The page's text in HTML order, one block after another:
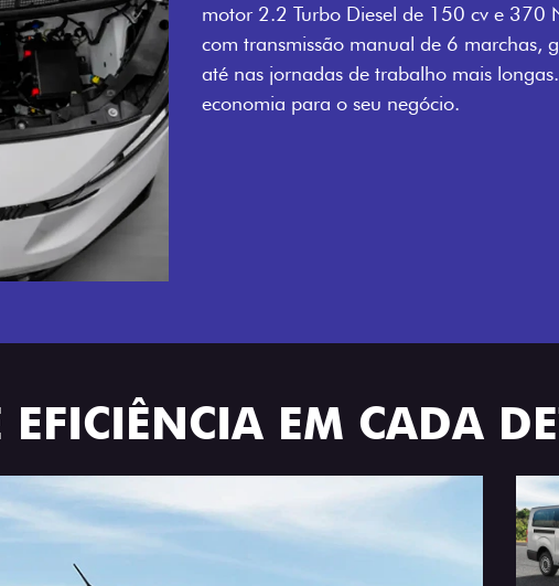
motor 2.2 Turbo Diesel de 150 cv e 370
com transmissão manual de 6 marchas,
até nas jornadas de trabalho mais
economia para o seu negócio.
EM CADA